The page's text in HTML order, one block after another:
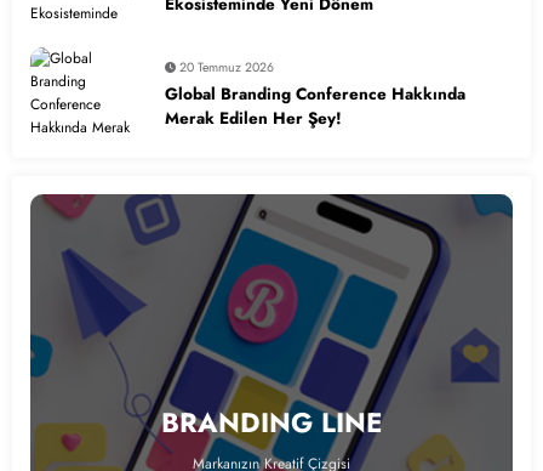
20 Temmuz 2026
Global Branding Conference Hakkında
Merak Edilen Her Şey!
BRANDING LINE
Markanızın Kreatif Çizgisi